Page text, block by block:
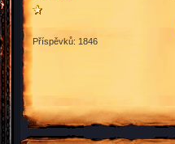
Příspěvků: 1846